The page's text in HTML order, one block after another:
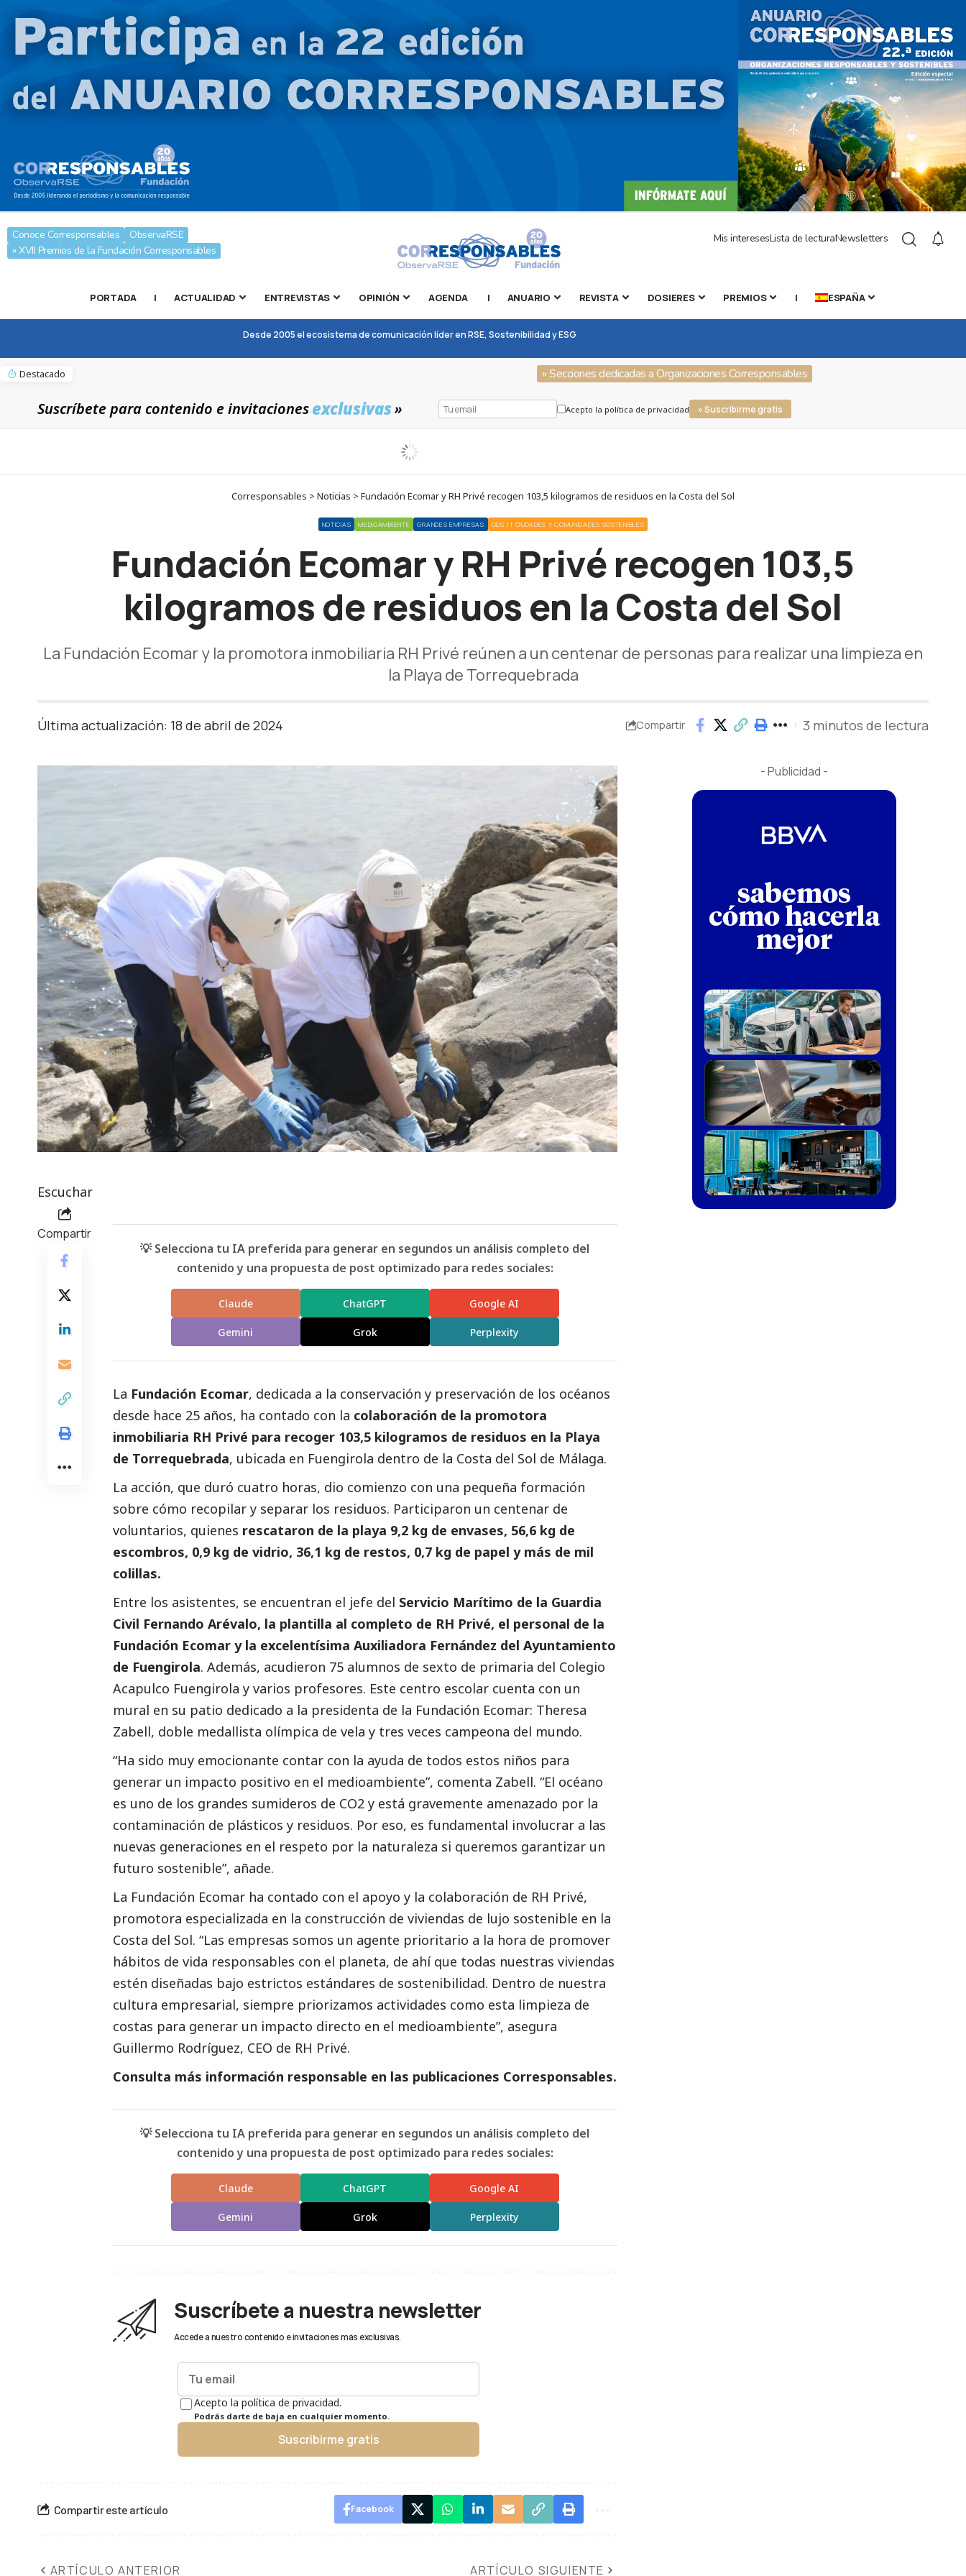
Conoce Corresponsables
ObservaRSE
» XVII Premios de la Fundación Corresponsables
Mis interesesLista de lecturaNewsletters
PORTADA | ACTUALIDAD ENTREVISTAS OPINIÓN AGENDA | ANUARIO REVISTA DOSIERES PREMIOS | ESPAÑA
Desde 2005 el ecosistema de comunicación líder en RSE, Sostenibilidad y ESG
Destacado » Secciones dedicadas a Organizaciones Corresponsables
Suscríbete para contenido e invitacionesexclusivas» Acepto la política de privacidad » Suscribirme gratis
Corresponsables > Noticias > Fundación Ecomar y RH Privé recogen 103,5 kilogramos de residuos en la Costa del Sol
NOTICIAS MEDIOAMBIENTE GRANDES EMPRESAS ODS 11 CIUDADES Y COMUNIDADES SOSTENIBLES
Fundación Ecomar y RH Privé recogen 103,5
kilogramos de residuos en la Costa del Sol
La Fundación Ecomar y la promotora inmobiliaria RH Privé reúnen a un centenar de personas para realizar una limpieza en
la Playa de Torrequebrada
Última actualización: 18 de abril de 2024 Compartir 3 minutos de lectura
Escuchar
Compartir
💡 Selecciona tu IA preferida para generar en segundos un análisis completo del
contenido y una propuesta de post optimizado para redes sociales:
Claude ChatGPT Google AI
Gemini Grok Perplexity
La Fundación Ecomar, dedicada a la conservación y preservación de los océanos
desde hace 25 años, ha contado con la colaboración de la promotora
inmobiliaria RH Privé para recoger 103,5 kilogramos de residuos en la Playa
de Torrequebrada, ubicada en Fuengirola dentro de la Costa del Sol de Málaga.
La acción, que duró cuatro horas, dio comienzo con una pequeña formación
sobre cómo recopilar y separar los residuos. Participaron un centenar de
voluntarios, quienes rescataron de la playa 9,2 kg de envases, 56,6 kg de
escombros, 0,9 kg de vidrio, 36,1 kg de restos, 0,7 kg de papel y más de mil
colillas.
Entre los asistentes, se encuentran el jefe del Servicio Marítimo de la Guardia
Civil Fernando Arévalo, la plantilla al completo de RH Privé, el personal de la
Fundación Ecomar y la excelentísima Auxiliadora Fernández del Ayuntamiento
de Fuengirola. Además, acudieron 75 alumnos de sexto de primaria del Colegio
Acapulco Fuengirola y varios profesores. Este centro escolar cuenta con un
mural en su patio dedicado a la presidenta de la Fundación Ecomar: Theresa
Zabell, doble medallista olímpica de vela y tres veces campeona del mundo.
“Ha sido muy emocionante contar con la ayuda de todos estos niños para
generar un impacto positivo en el medioambiente”, comenta Zabell. “El océano
es uno de los grandes sumideros de CO2 y está gravemente amenazado por la
contaminación de plásticos y residuos. Por eso, es fundamental involucrar a las
nuevas generaciones en el respeto por la naturaleza si queremos garantizar un
futuro sostenible”, añade.
La Fundación Ecomar ha contado con el apoyo y la colaboración de RH Privé,
promotora especializada en la construcción de viviendas de lujo sostenible en la
Costa del Sol. “Las empresas somos un agente prioritario a la hora de promover
hábitos de vida responsables con el planeta, de ahí que todas nuestras viviendas
estén diseñadas bajo estrictos estándares de sostenibilidad. Dentro de nuestra
cultura empresarial, siempre priorizamos actividades como esta limpieza de
costas para generar un impacto directo en el medioambiente”, asegura
Guillermo Rodríguez, CEO de RH Privé.
Consulta más información responsable en las publicaciones Corresponsables.
💡 Selecciona tu IA preferida para generar en segundos un análisis completo del
contenido y una propuesta de post optimizado para redes sociales:
Claude ChatGPT Google AI
Gemini Grok Perplexity
Suscríbete a nuestra newsletter
Accede a nuestro contenido e invitaciones más exclusivas.
Acepto la política de privacidad.
Podrás darte de baja en cualquier momento.
Suscribirme gratis
Compartir este artículo Facebook
ARTÍCULO ANTERIOR ARTÍCULO SIGUIENTE
- Publicidad -